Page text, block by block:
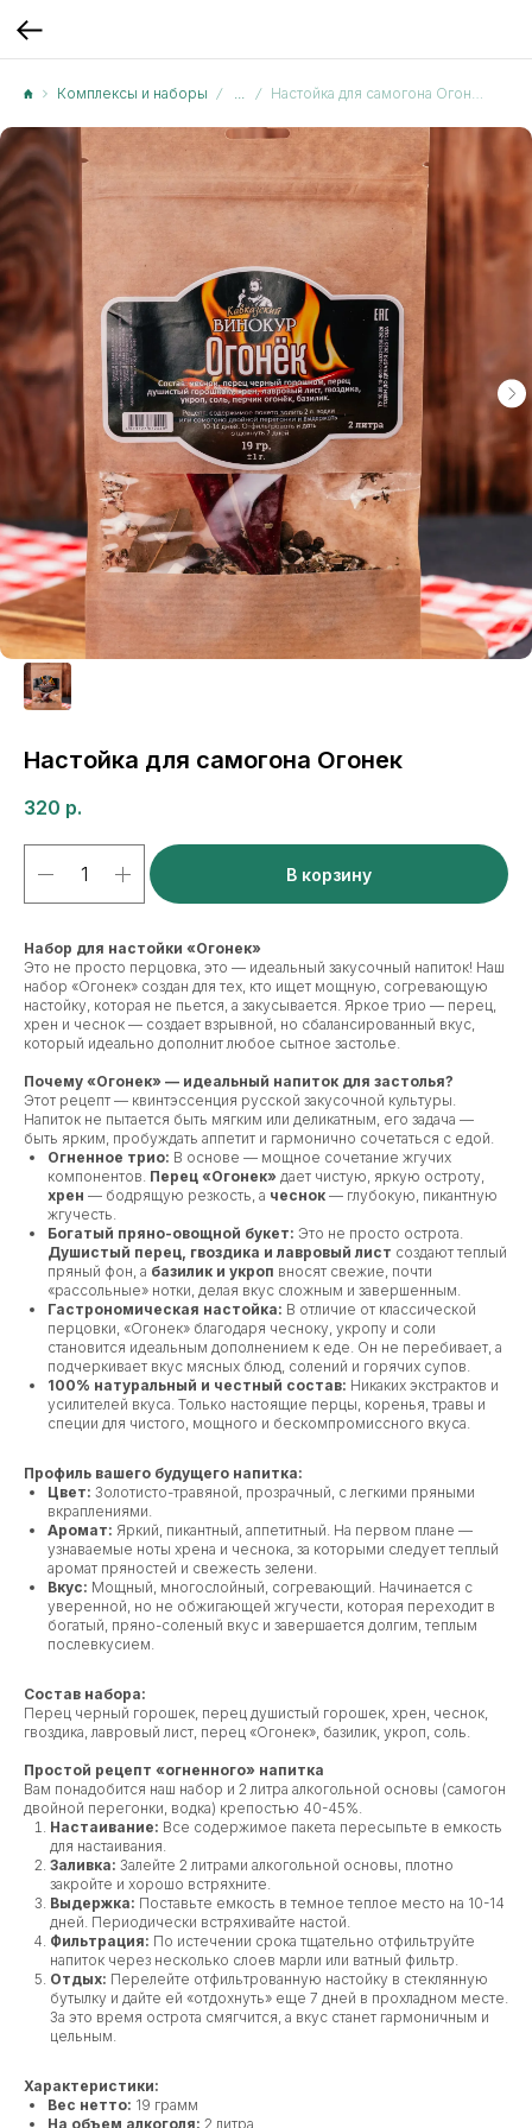
Комплексы и наборы ... Настойка для самогона Огонек
Настойка для самогона Огонек
320 р.
В корзину
Набор для настойки «Огонек»
Это не просто перцовка, это — идеальный закусочный напиток! Наш
набор «Огонек» создан для тех, кто ищет мощную, согревающую
настойку, которая не пьется, а закусывается. Яркое трио — перец,
хрен и чеснок — создает взрывной, но сбалансированный вкус,
который идеально дополнит любое сытное застолье.
Почему «Огонек» — идеальный напиток для застолья?
Этот рецепт — квинтэссенция русской закусочной культуры.
Напиток не пытается быть мягким или деликатным, его задача —
быть ярким, пробуждать аппетит и гармонично сочетаться с едой.
Огненное трио: В основе — мощное сочетание жгучих
компонентов. Перец «Огонек» дает чистую, яркую остроту,
хрен — бодрящую резкость, а чеснок — глубокую, пикантную
жгучесть.
Богатый пряно-овощной букет: Это не просто острота.
Душистый перец, гвоздика и лавровый лист создают теплый
пряный фон, а базилик и укроп вносят свежие, почти
«рассольные» нотки, делая вкус сложным и завершенным.
Гастрономическая настойка: В отличие от классической
перцовки, «Огонек» благодаря чесноку, укропу и соли
становится идеальным дополнением к еде. Он не перебивает, а
подчеркивает вкус мясных блюд, солений и горячих супов.
100% натуральный и честный состав: Никаких экстрактов и
усилителей вкуса. Только настоящие перцы, коренья, травы и
специи для чистого, мощного и бескомпромиссного вкуса.
Профиль вашего будущего напитка:
Цвет: Золотисто-травяной, прозрачный, с легкими пряными
вкраплениями.
Аромат: Яркий, пикантный, аппетитный. На первом плане —
узнаваемые ноты хрена и чеснока, за которыми следует теплый
аромат пряностей и свежесть зелени.
Вкус: Мощный, многослойный, согревающий. Начинается с
уверенной, но не обжигающей жгучести, которая переходит в
богатый, пряно-соленый вкус и завершается долгим, теплым
послевкусием.
Состав набора:
Перец черный горошек, перец душистый горошек, хрен, чеснок,
гвоздика, лавровый лист, перец «Огонек», базилик, укроп, соль.
Простой рецепт «огненного» напитка
Вам понадобится наш набор и 2 литра алкогольной основы (самогон
двойной перегонки, водка) крепостью 40-45%.
Настаивание: Все содержимое пакета пересыпьте в емкость
для настаивания.
Заливка: Залейте 2 литрами алкогольной основы, плотно
закройте и хорошо встряхните.
Выдержка: Поставьте емкость в темное теплое место на 10-14
дней. Периодически встряхивайте настой.
Фильтрация: По истечении срока тщательно отфильтруйте
напиток через несколько слоев марли или ватный фильтр.
Отдых: Перелейте отфильтрованную настойку в стеклянную
бутылку и дайте ей «отдохнуть» еще 7 дней в прохладном месте.
За это время острота смягчится, а вкус станет гармоничным и
цельным.
Характеристики:
Вес нетто: 19 грамм
На объем алкоголя: 2 литра